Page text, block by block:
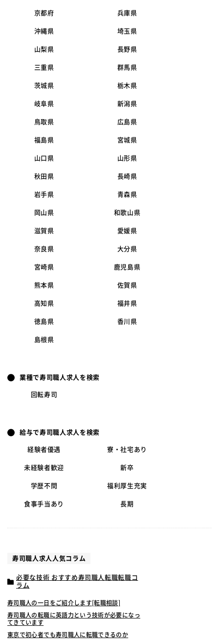
京都府 兵庫県
沖縄県 埼玉県
山梨県 長野県
三重県 群馬県
茨城県 栃木県
岐阜県 新潟県
鳥取県 広島県
福島県 宮城県
山口県 山形県
秋田県 長崎県
岩手県 青森県
岡山県 和歌山県
滋賀県 愛媛県
奈良県 大分県
宮崎県 鹿児島県
熊本県 佐賀県
高知県 福井県
徳島県 香川県
島根県
業種で寿司職人求人を検索
回転寿司
給与で寿司職人求人を検索
経験者優遇 寮・社宅あり
未経験者歓迎 新卒
学歴不問 福利厚生充実
食事手当あり 長期
寿司職人求人人気コラム
必要な技術 おすすめ寿司職人転職転職コ
ラム
寿司職人の一日をご紹介します[転職相談]
寿司職人の転職に英語力という技術が必要になっ
てきています
東京で初心者でも寿司職人に転職できるのか